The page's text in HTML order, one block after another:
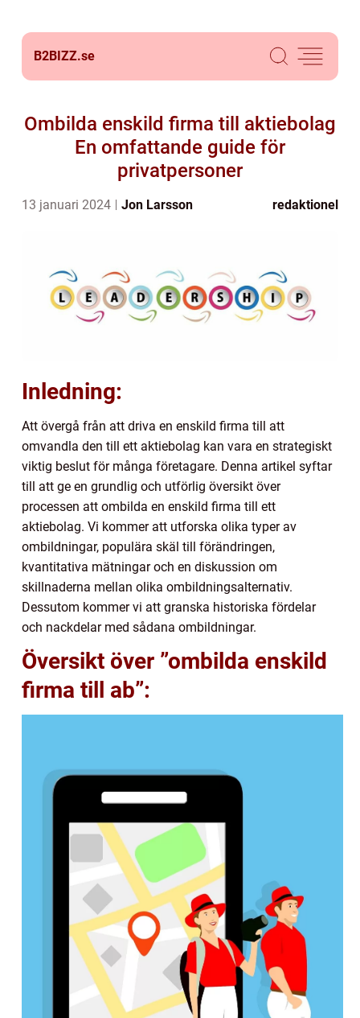
B2BIZZ.se
Ombilda enskild firma till aktiebolag
En omfattande guide för
privatpersoner
13 januari 2024 Jon Larsson redaktionel
Inledning:
Att övergå från att driva en enskild firma till att
omvandla den till ett aktiebolag kan vara en strategiskt
viktig beslut för många företagare. Denna artikel syftar
till att ge en grundlig och utförlig översikt över
processen att ombilda en enskild firma till ett
aktiebolag. Vi kommer att utforska olika typer av
ombildningar, populära skäl till förändringen,
kvantitativa mätningar och en diskussion om
skillnaderna mellan olika ombildningsalternativ.
Dessutom kommer vi att granska historiska fördelar
och nackdelar med sådana ombildningar.
Översikt över ”ombilda enskild
firma till ab”: